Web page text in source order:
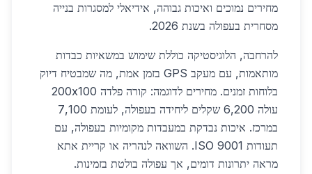
מחירים נמוכים ואיכות גבוהה, אידיאלי למסגרות בנייה
מסחרית בעפולה בשנת 2026.
להרחבה, הלוגיסטיקה כוללת שימוש במשאיות כבדות
מותאמות, עם מעקב GPS בזמן אמת, מה שמבטיח דיוק
בלוחות זמנים. מחירים לדוגמה: קורה פלדה 200x100
עולה 6,200 שקלים ליחידה בעפולה, לעומת 7,100
במרכז. איכות נבדקת במעבדות מקומיות בעפולה, עם
תעודות ISO 9001. השוואה לנהריה או קריית אתא
מראה יתרונות דומים, אך עפולה בולטת בזמינות.